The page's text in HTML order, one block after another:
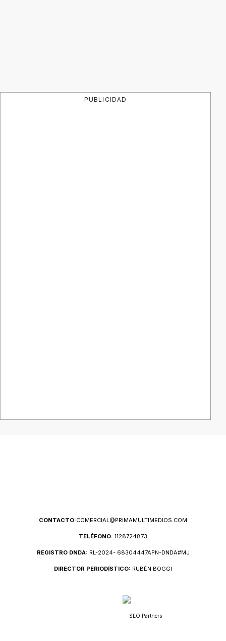
PUBLICIDAD
CONTACTO:COMERCIAL@PRIMAMULTIMEDIOS.COM
TELÉFONO: 1128724873
REGISTRO DNDA: RL-2024- 68304447APN-DNDA#MJ
DIRECTOR PERIODÍSTICO: RUBÉN BOGGI
SEO Partners